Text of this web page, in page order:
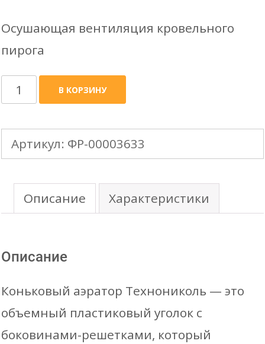
Осушающая вентиляция кровельного
пирога
Количество
товара
ТЕХНОНИКОЛЬ
коньковый
СТАНДАРТ
(L=1,0м)
В КОРЗИНУ
Артикул: ФР-00003633
Описание Характеристики
Описание
Коньковый аэратор Технониколь — это
объемный пластиковый уголок с
боковинами-решетками, который